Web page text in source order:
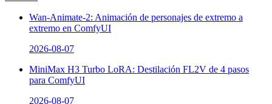
Wan-Animate-2: Animación de personajes de extremo a
extremo en ComfyUI
2026-08-07
MiniMax H3 Turbo LoRA: Destilación FL2V de 4 pasos
para ComfyUI
2026-08-07